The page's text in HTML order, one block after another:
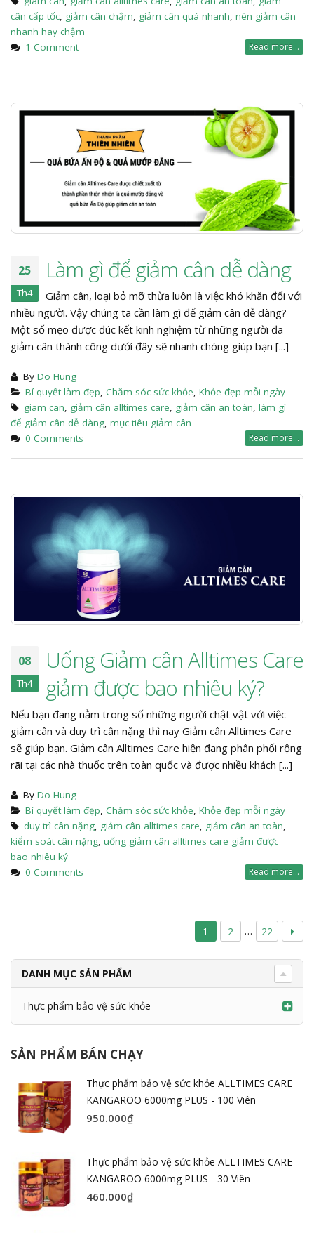
cân cấp tốc, giảm cân chậm, giảm cân quá nhanh, nên giảm cân
nhanh hay chậm
1 Comment
Read more...
25
Th4
Làm gì để giảm cân dễ dàng
Giảm cân, loại bỏ mỡ thừa luôn là việc khó khăn đối với
nhiều người. Vậy chúng ta cần làm gì để giảm cân dễ dàng?
Một số mẹo được đúc kết kinh nghiệm từ những người đã
giảm cân thành công dưới đây sẽ nhanh chóng giúp bạn [...]
By Do Hung
Bí quyết làm đẹp Chăm sóc sức khỏe Khỏe đẹp mỗi ngày
giam can giảm cân alltimes care giảm cân an toàn làm gì
để giảm cân dễ dàng mục tiêu giảm cân
0 Comments
Read more...
08
Th4
Uống Giảm cân Alltimes Care
giảm được bao nhiêu ký?
Nếu bạn đang nằm trong số những người chật vật với việc
giảm cân và duy trì cân nặng thì nay Giảm cân Alltimes Care
sẽ giúp bạn. Giảm cân Alltimes Care hiện đang phân phối rộng
rãi tại các nhà thuốc trên toàn quốc và được nhiều khách [...]
By Do Hung
Bí quyết làm đẹp, Chăm sóc sức khỏe, Khỏe đẹp mỗi ngày
duy trì cân nặng, giảm cân alltimes care, giảm cân an toàn,
kiểm soát cân nặng, uống giảm cân alltimes care giảm được
bao nhiêu ký
0 Comments
Read more...
1 2 … 22
DANH MỤC SẢN PHẨM
Thực phẩm bảo vệ sức khỏe
SẢN PHẨM BÁN CHẠY
Thực phẩm bảo vệ sức khỏe ALLTIMES CARE
KANGAROO 6000mg PLUS - 100 Viên
950.000₫
Thực phẩm bảo vệ sức khỏe ALLTIMES CARE
KANGAROO 6000mg PLUS - 30 Viên
460.000₫